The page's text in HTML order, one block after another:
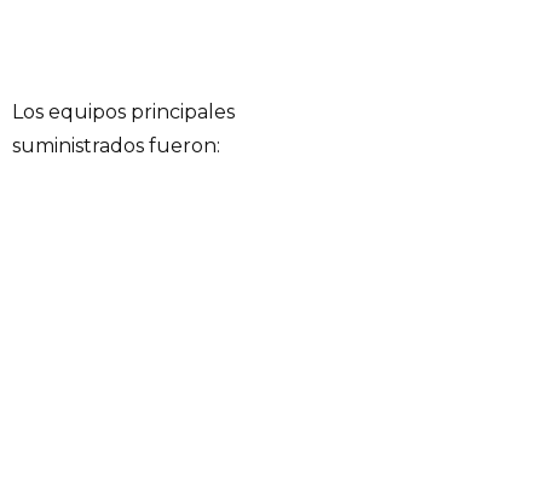
Los equipos principales
suministrados fueron: